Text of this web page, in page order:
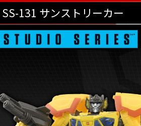
SS-131 サンストリーカー